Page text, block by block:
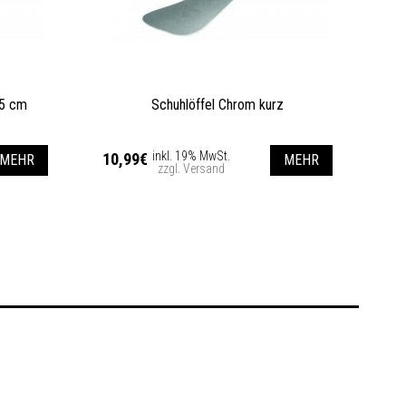
cm
MEHR
Schuhlöffel Chrom kurz
10,99€ inkl. 19% MwSt.
zzgl. Versand
MEHR